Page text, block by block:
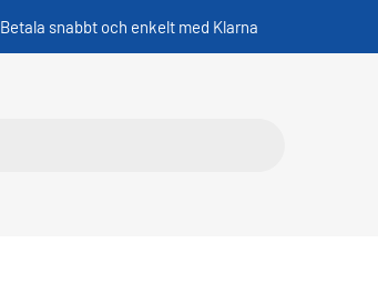
Betala snabbt och enkelt med Klarna